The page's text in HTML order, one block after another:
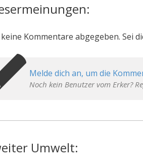
Kommentare abgegeben. Sei
Melde dich an, um die
Noch kein Benutzer vom Erker?
Umwelt: